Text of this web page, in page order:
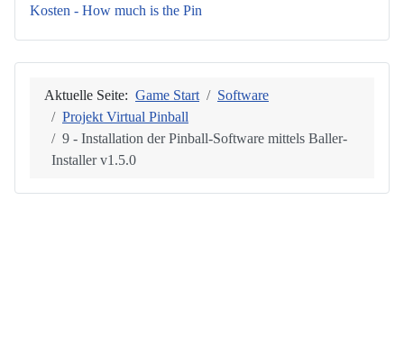
Kosten - How much is the Pin
Aktuelle Seite: Game Start
Software
Projekt Virtual Pinball
9 - Installation der Pinball-Software mittels Baller-
Installer v1.5.0